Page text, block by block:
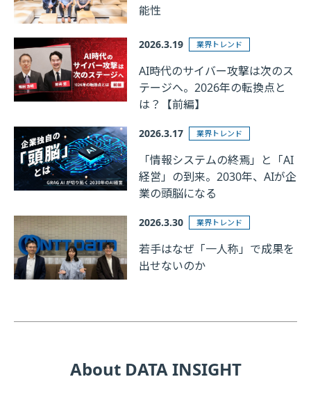
能性
2026.3.19 業界トレンド
AI時代のサイバー攻撃は次のス
テージへ。2026年の転換点と
は？【前編】
2026.3.17 業界トレンド
「情報システムの終焉」と「AI
経営」の到来。2030年、AIが企
業の頭脳になる
2026.3.30 業界トレンド
若手はなぜ「一人称」で成果を
出せないのか
About DATA INSIGHT